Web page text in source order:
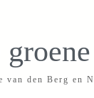
van den Berg en